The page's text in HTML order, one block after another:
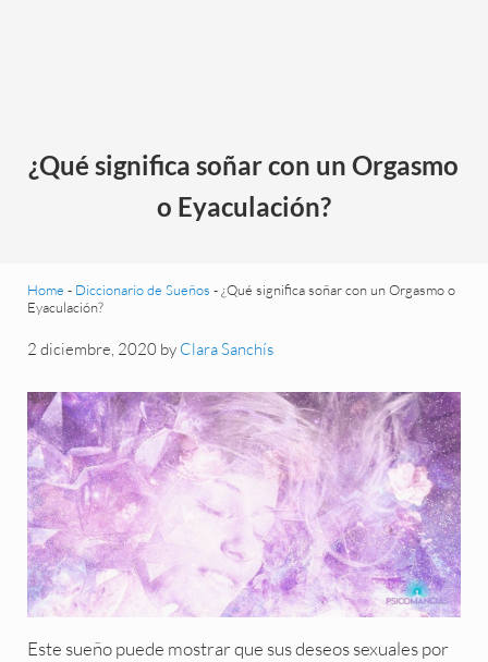
¿Qué significa soñar con un Orgasmo
o Eyaculación?
Home - Diccionario de Sueños -¿Qué significa soñar con un Orgasmo o
Eyaculación?
2 diciembre, 2020 by Clara Sanchís
Este sueño puede mostrar que sus deseos sexuales por